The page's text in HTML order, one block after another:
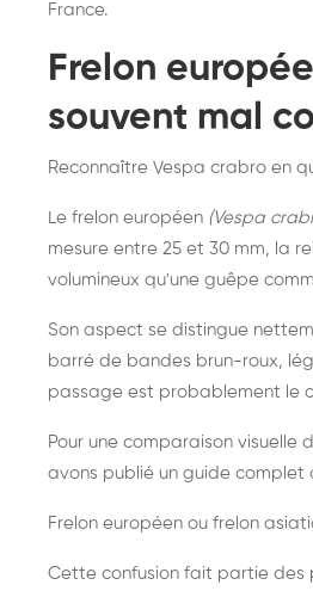
France.
Frelon
souvent mal
Reconnaître Vespa crabro en
Le frelon européen (Vespa
mesure entre 25 et 30 mm, la
volumineux qu'une guêpe
Son aspect se distingue
barré de bandes brun-roux,
passage est probablement le
Pour une comparaison visuelle
avons publié un guide complet
Frelon européen ou frelon
Cette confusion fait partie des